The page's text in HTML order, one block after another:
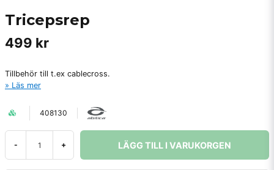
Tricepsrep
499 kr
Tillbehör till t.ex cablecross.
Läs mer
408130
- + LÄGG TILL I VARUKORGEN